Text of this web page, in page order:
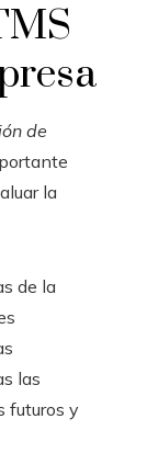
de
la
de la
las
futuros y